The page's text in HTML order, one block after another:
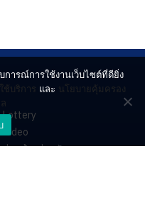
Lottery
Video
ร่วมด้วยช่วยกัน
การณ์การใช้งานเว็บไซต์ที่ดียิ่ง
ช้บริการ และ นโยบายคุ้มครอง